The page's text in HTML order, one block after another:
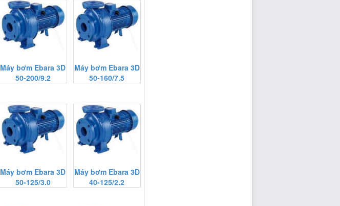
Máy bơm Ebara 3D
50-200/9.2
Máy bơm Ebara 3D
50-160/7.5
Máy bơm Ebara 3D
50-125/3.0
Máy bơm Ebara 3D
40-125/2.2